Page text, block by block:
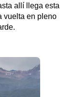
allí llega esta
vuelta en pleno